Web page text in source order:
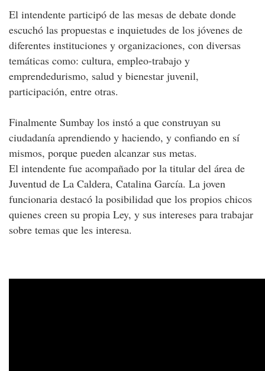
El intendente participó de las mesas de debate donde
escuchó las propuestas e inquietudes de los jóvenes de
diferentes instituciones y organizaciones, con diversas
temáticas como: cultura, empleo-trabajo y
emprendedurismo, salud y bienestar juvenil,
participación, entre otras.
Finalmente Sumbay los instó a que construyan su
ciudadanía aprendiendo y haciendo, y confiando en sí
mismos, porque pueden alcanzar sus metas.
El intendente fue acompañado por la titular del área de
Juventud de La Caldera, Catalina García. La joven
funcionaria destacó la posibilidad que los propios chicos
quienes creen su propia Ley, y sus intereses para trabajar
sobre temas que les interesa.